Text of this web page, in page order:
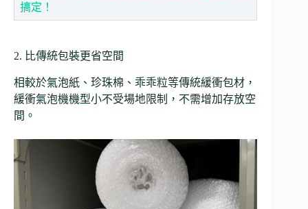
搞定！
2. 比傳統包裝更省空間
相較於氣泡紙、珍珠棉、乖乖粒等傳統緩衝包材，
緩衝氣泡機機型小不受場地限制，不需增加存放空
間。